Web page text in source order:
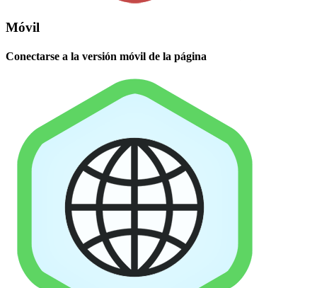
Móvil
Conectarse a la versión móvil de la página